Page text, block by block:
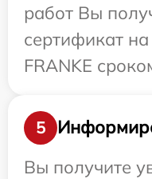
работ Вы
сертификат
FRANKE
5
Вы получите